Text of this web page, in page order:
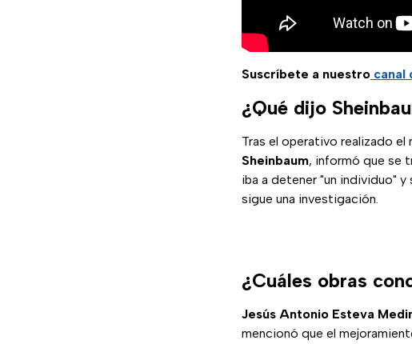
Suscríbete a nuestro canal
¿Qué dijo
Tras el operativo realizado
Sheinbaum, informó que se
iba a detener "un individuo"
sigue una investigación.
¿Cuáles obras
Jesús Antonio Esteva
mencionó que el